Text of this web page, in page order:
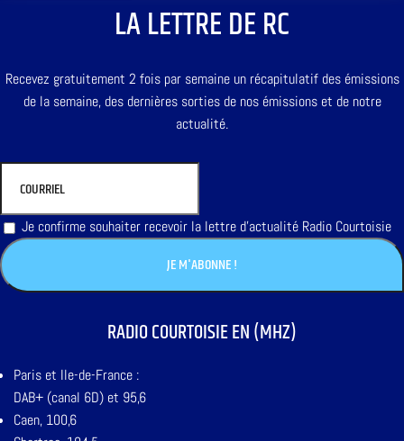
LA LETTRE DE RC
Recevez gratuitement 2 fois par semaine un récapitulatif des émissions
de la semaine, des dernières sorties de nos émissions et de notre
actualité.
Je confirme souhaiter recevoir la lettre d'actualité Radio Courtoisie
RADIO COURTOISIE EN (MHZ)
Paris et Ile-de-France :
DAB+ (canal 6D) et 95,6
Caen, 100,6